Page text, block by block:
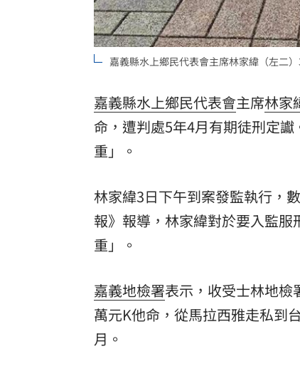
8國球員齊聚高雄 Formosa 7s掀足
理想混蛋號召粉絲跨海追星吃美食！
嘉義縣水上鄉民代表會主席林家緯（左二
嘉義縣水上鄉民代表會主席林家
命 ，遭判處5年4月有期徒刑定
重」。
林家緯3日下午到案發監執行，
報》報導，林家緯對於要入監
重」。
嘉義地檢署表示，收受士林地檢
萬元K他命，從馬拉西雅走私到
月。